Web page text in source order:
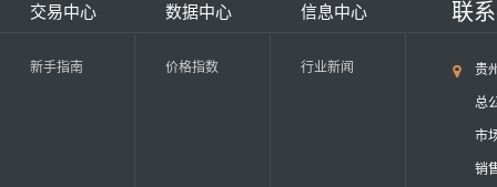
交易中心
新手指南
数据中心
价格指数
信息中心
行业新闻
联
贵
总
市
销